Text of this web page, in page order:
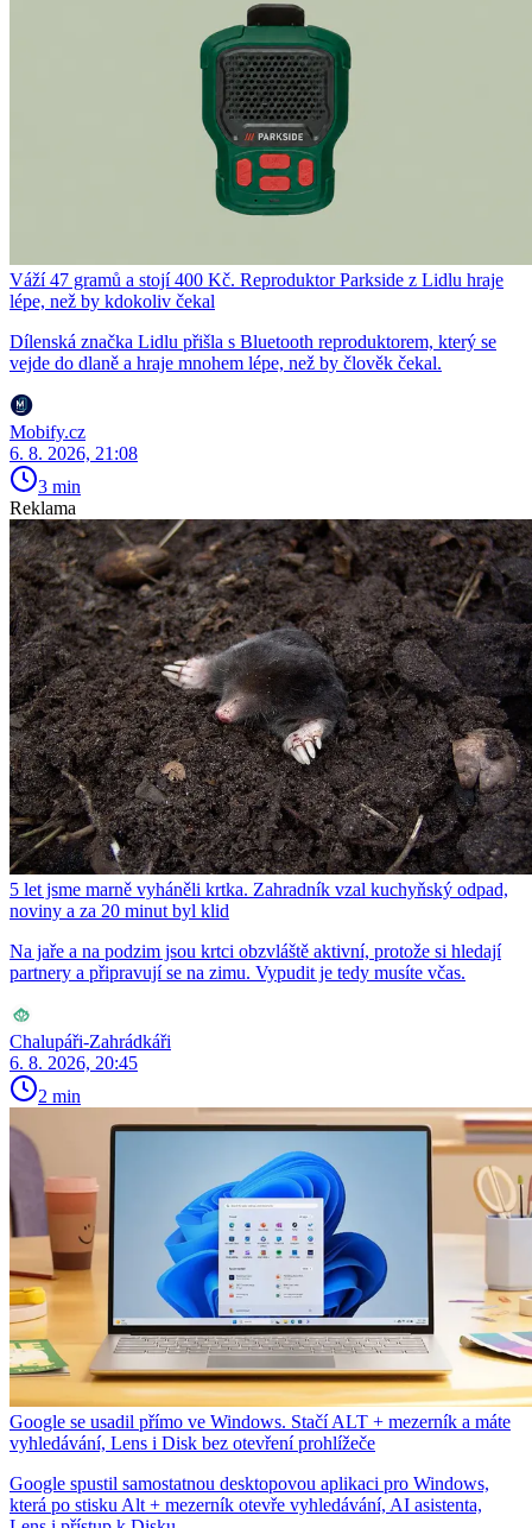
Váží 47 gramů a stojí 400 Kč. Reproduktor Parkside z Lidlu hraje
lépe, než by kdokoliv čekal
Dílenská značka Lidlu přišla s Bluetooth reproduktorem, který se
vejde do dlaně a hraje mnohem lépe, než by člověk čekal.
Mobify.cz
6. 8. 2026, 21:08
3 min
Reklama
5 let jsme marně vyháněli krtka. Zahradník vzal kuchyňský odpad,
noviny a za 20 minut byl klid
Na jaře a na podzim jsou krtci obzvláště aktivní, protože si hledají
partnery a připravují se na zimu. Vypudit je tedy musíte včas.
Chalupáři-Zahrádkáři
6. 8. 2026, 20:45
2 min
Google se usadil přímo ve Windows. Stačí ALT + mezerník a máte
vyhledávání, Lens i Disk bez otevření prohlížeče
Google spustil samostatnou desktopovou aplikaci pro Windows,
která po stisku Alt + mezerník otevře vyhledávání, AI asistenta,